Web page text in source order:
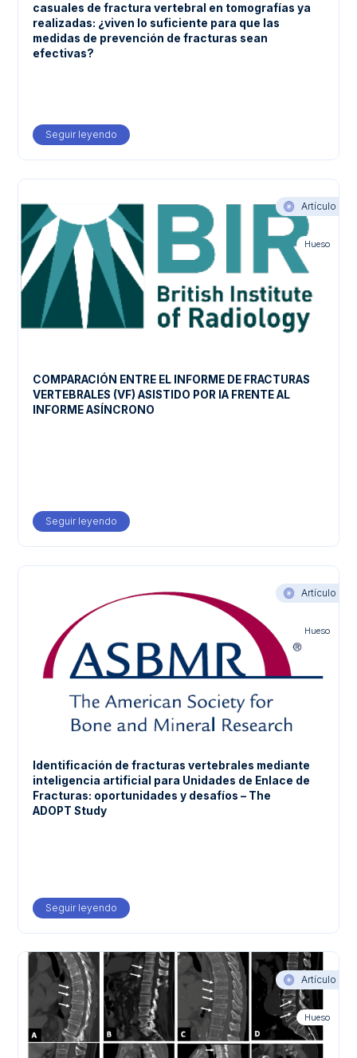
casuales de fractura vertebral en tomografías ya
realizadas: ¿viven lo suficiente para que las
medidas de prevención de fracturas sean
efectivas?
Seguir leyendo about Supervivencia en pacientes con hallazgos
Artículo
Hueso
COMPARACIÓN ENTRE EL INFORME DE FRACTURAS
VERTEBRALES (VF) ASISTIDO POR IA FRENTE AL
INFORME ASÍNCRONO
Seguir leyendo about COMPARACIÓN ENTRE EL INFORME DE
Artículo
Hueso
Identificación de fracturas vertebrales mediante
inteligencia artificial para Unidades de Enlace de
Fracturas: oportunidades y desafíos – The
ADOPT Study
Seguir leyendo about Identificación de fracturas vertebrales
Artículo
Hueso